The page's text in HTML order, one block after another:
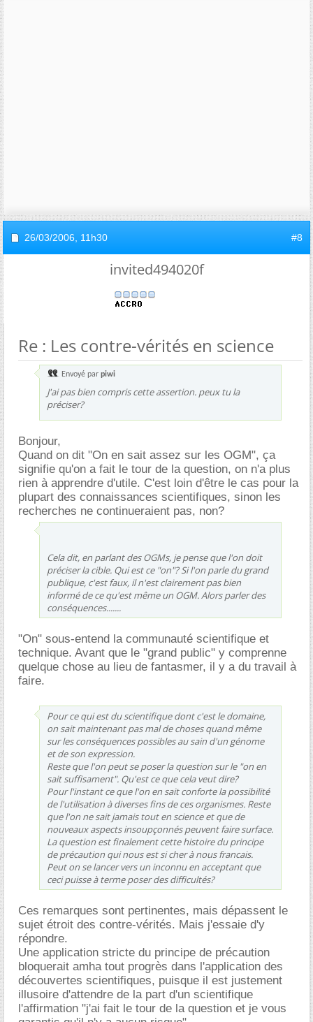
26/03/2006, 11h30 #8
invited494020f
Re : Les contre-vérités en science
Envoyé par piwi
J'ai pas bien compris cette assertion. peux tu la
préciser?
Bonjour,
Quand on dit "On en sait assez sur les OGM", ça
signifie qu'on a fait le tour de la question, on n'a plus
rien à apprendre d'utile. C'est loin d'être le cas pour la
plupart des connaissances scientifiques, sinon les
recherches ne continueraient pas, non?
Cela dit, en parlant des OGMs, je pense que l'on doit
préciser la cible. Qui est ce "on"? Si l'on parle du grand
publique, c'est faux, il n'est clairement pas bien
informé de ce qu'est même un OGM. Alors parler des
conséquences.......
"On" sous-entend la communauté scientifique et
technique. Avant que le "grand public" y comprenne
quelque chose au lieu de fantasmer, il y a du travail à
faire.
Pour ce qui est du scientifique dont c'est le domaine,
on sait maintenant pas mal de choses quand même
sur les conséquences possibles au sain d'un génome
et de son expression.
Reste que l'on peut se poser la question sur le "on en
sait suffisament". Qu'est ce que cela veut dire?
Pour l'instant ce que l'on en sait conforte la possibilité
de l'utilisation à diverses fins de ces organismes. Reste
que l'on ne sait jamais tout en science et que de
nouveaux aspects insoupçonnés peuvent faire surface.
La question est finalement cette histoire du principe
de précaution qui nous est si cher à nous francais.
Peut on se lancer vers un inconnu en acceptant que
ceci puisse à terme poser des difficultés?
Ces remarques sont pertinentes, mais dépassent le
sujet étroit des contre-vérités. Mais j'essaie d'y
répondre.
Une application stricte du principe de précaution
bloquerait amha tout progrès dans l'application des
découvertes scientifiques, puisque il est justement
illusoire d'attendre de la part d'un scientifique
l'affirmation "j'ai fait le tour de la question et je vous